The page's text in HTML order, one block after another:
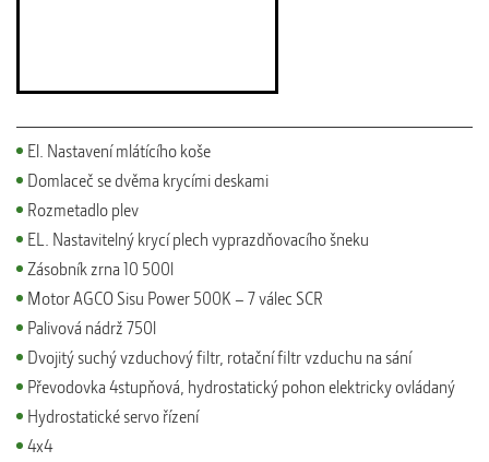
El. Nastavení mlátícího koše
Domlaceč se dvěma krycími deskami
Rozmetadlo plev
EL. Nastavitelný krycí plech vyprazdňovacího šneku
Zásobník zrna 10 500l
Motor AGCO Sisu Power 500K – 7 válec SCR
Palivová nádrž 750l
Dvojitý suchý vzduchový filtr, rotační filtr vzduchu na sání
Převodovka 4stupňová, hydrostatický pohon elektricky ovládaný
Hydrostatické servo řízení
4x4